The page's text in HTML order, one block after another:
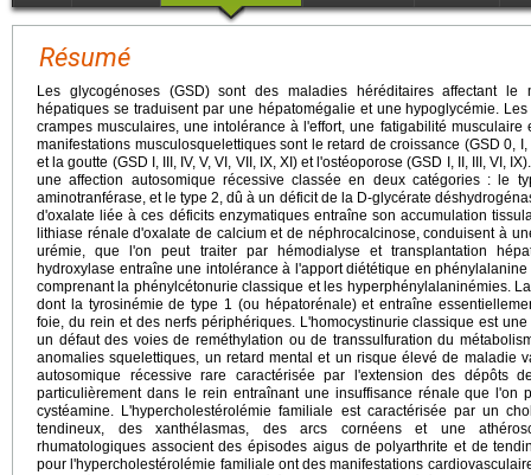
Résumé
Les glycogénoses (GSD) sont des maladies héréditaires affectant le
hépatiques se traduisent par une hépatomégalie et une hypoglycémie.
crampes musculaires, une intolérance à l'effort, une fatigabilité
manifestations musculosquelettiques sont le retard de croissance (GSD 0, I,
et la goutte (GSD I, III, IV, V, VI, VII, IX, XI) et l'ostéoporose (GSD I, II, III, VI,
une affection autosomique récessive classée en deux catégories : le
aminotranférase, et le type 2, dû à un déficit de la D-glycérate
d'oxalate liée à ces déficits enzymatiques entraîne son accumulation
lithiase rénale d'oxalate de calcium et de néphrocalcinose, conduisent à
urémie, que l'on peut traiter par hémodialyse et transplantation
hydroxylase entraîne une intolérance à l'apport diététique en
comprenant la phénylcétonurie classique et les hyperphénylalaninémies.
dont la tyrosinémie de type 1 (ou hépatorénale) et entraîne
foie, du rein et des nerfs périphériques. L'homocystinurie classique est
un défaut des voies de reméthylation ou de transsulfuration du
anomalies squelettiques, un retard mental et un risque élevé de maladie
autosomique récessive rare caractérisée par l'extension des dépôts
particulièrement dans le rein entraînant une insuffisance rénale que l'on
cystéamine. L'hypercholestérolémie familiale est caractérisée par un
tendineux, des xanthélasmas, des arcs cornéens et une
rhumatologiques associent des épisodes aigus de polyarthrite et de
pour l'hypercholestérolémie familiale ont des manifestations